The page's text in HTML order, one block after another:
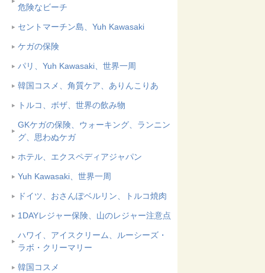
危険なビーチ
セントマーチン島、Yuh Kawasaki
ケガの保険
パリ、Yuh Kawasaki、世界一周
韓国コスメ、角質ケア、ありんこりあ
トルコ、ボザ、世界の飲み物
GKケガの保険、ウォーキング、ランニン
グ、思わぬケガ
ホテル、エクスペディアジャパン
Yuh Kawasaki、世界一周
ドイツ、おさんぽベルリン、トルコ焼肉
1DAYレジャー保険、山のレジャー注意点
ハワイ、アイスクリーム、ルーシーズ・
ラボ・クリーマリー
韓国コスメ